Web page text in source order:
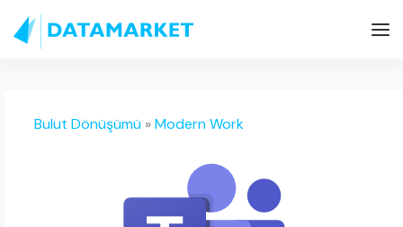
Bulut Dönüşümü »Modern Work